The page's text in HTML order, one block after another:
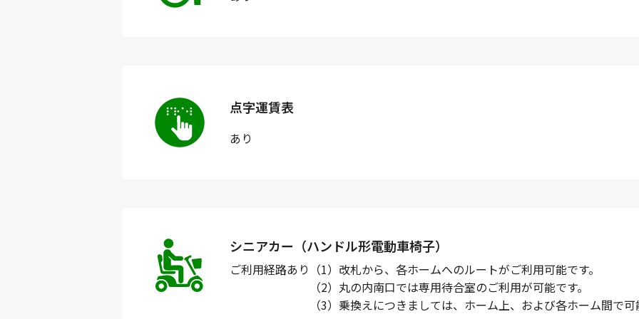
点字運賃表
あり
シニアカー（ハンドル形電動車椅子）
ご利用経路あり （1）改札から、各ホームへのルートがご利用可能です。
（2）丸の内南口では専用待合室のご利用が可能です。
（3）乗換えにつきましては、ホーム上、および各ホーム間で可